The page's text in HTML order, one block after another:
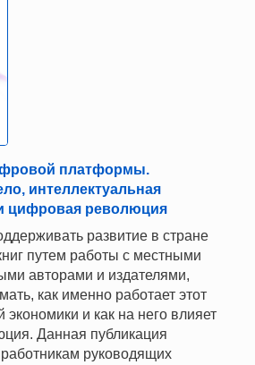
платформы.
интеллектуальная
цифровая революция
развитие в стране
путем работы с местными
авторами и издателями,
как именно работает этот
экономики и как на него влияет
Данная публикация
руководящих